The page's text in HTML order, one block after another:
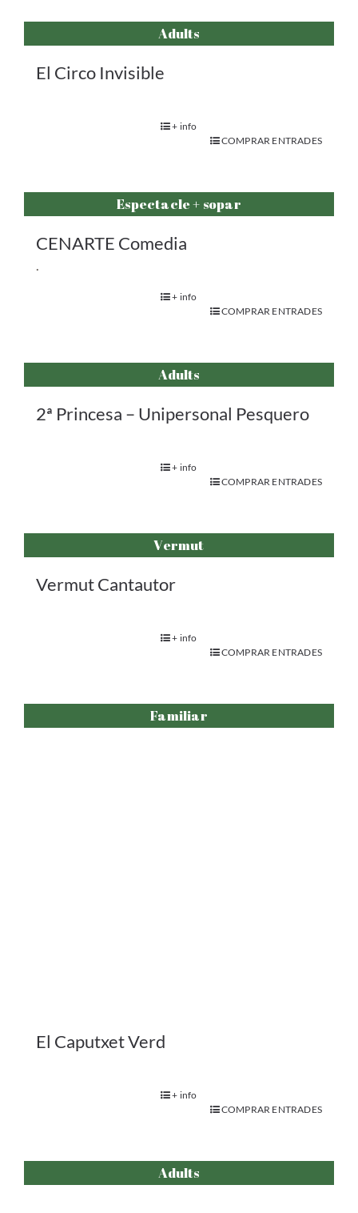
Adults
El Circo Invisible
+ info
COMPRAR ENTRADES
Espectacle + sopar
CENARTE Comedia
.
+ info
COMPRAR ENTRADES
Adults
2ª Princesa – Unipersonal Pesquero
+ info
COMPRAR ENTRADES
Vermut
Vermut Cantautor
+ info
COMPRAR ENTRADES
Familiar